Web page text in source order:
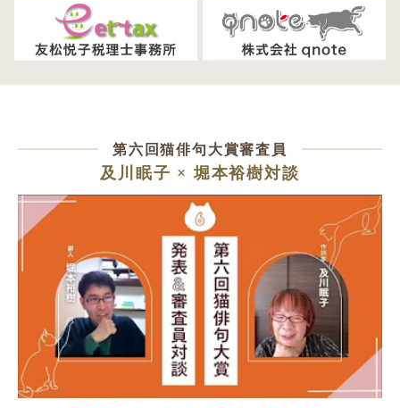
第六回猫俳句大賞審査員
及川眠子 × 堀本裕樹対談